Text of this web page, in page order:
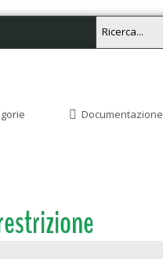
Documentazione